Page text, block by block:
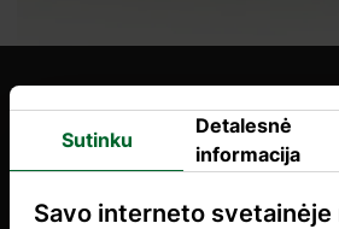
Panašūs
Sutinku
Detalesnė
informacija
Savo interneto svetainėje